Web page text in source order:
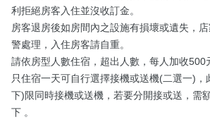
利拒絕房客入住並沒收訂金。
房客退房後如房間內之設施有損壞或遺失，
警處理，入住房客請自重。
請依房型人數住宿，超出人數，每人加收500
只住宿一天可自行選擇接機或送機(二選一)，
下)限同時接機或送機，若要分開接或送，需
下 。